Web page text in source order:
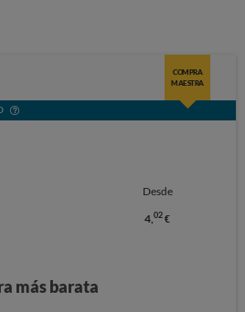
COMPRA
MAESTRA
Desde
4,02 €
más barata